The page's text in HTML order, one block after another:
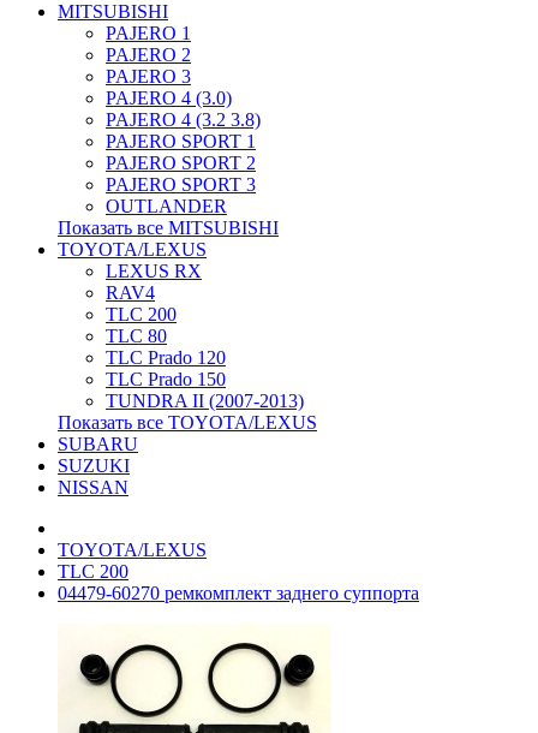
MITSUBISHI
PAJERO 1
PAJERO 2
PAJERO 3
PAJERO 4 (3.0)
PAJERO 4 (3.2 3.8)
PAJERO SPORT 1
PAJERO SPORT 2
PAJERO SPORT 3
OUTLANDER
Показать все MITSUBISHI
TOYOTA/LEXUS
LEXUS RX
RAV4
TLC 200
TLC 80
TLC Prado 120
TLC Prado 150
TUNDRA II (2007-2013)
Показать все TOYOTA/LEXUS
SUBARU
SUZUKI
NISSAN
TOYOTA/LEXUS
TLC 200
04479-60270 ремкомплект заднего суппорта